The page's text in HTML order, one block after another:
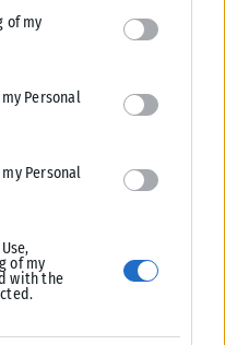
party tags to use your data
Google consent section.
of my
Personal
Personal
of my
with the
«μπλε» αστυνομικές
έγγραφα για το